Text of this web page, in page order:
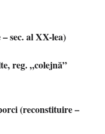
sec. al XX-lea)
reg. „colejnă”
(reconstituire –